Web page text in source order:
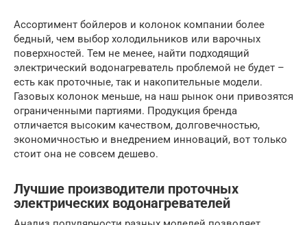
Ассортимент бойлеров и колонок компании более
бедный, чем выбор холодильников или варочных
поверхностей. Тем не менее, найти подходящий
электрический водонагреватель проблемой не будет –
есть как проточные, так и накопительные модели.
Газовых колонок меньше, на наш рынок они привозятся
ограниченными партиями. Продукция бренда
отличается высоким качеством, долговечностью,
экономичностью и внедрением инноваций, вот только
стоит она не совсем дешево.
Лучшие производители проточных
электрических водонагревателей